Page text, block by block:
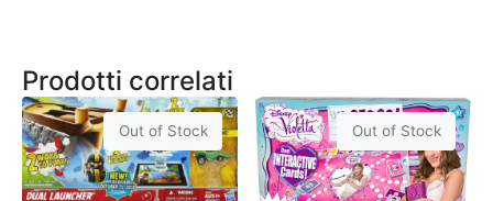
Prodotti correlati
Out of Stock Out of Stock